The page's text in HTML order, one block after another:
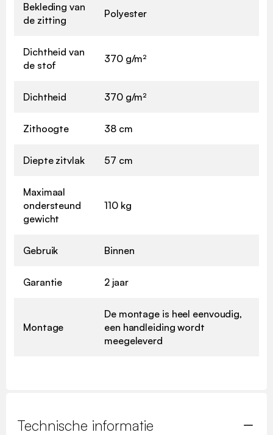
Bekleding van
de zitting
Polyester
Dichtheid van
de stof
370 g/m²
Dichtheid 370 g/m²
Zithoogte 38 cm
Diepte zitvlak 57 cm
Maximaal
ondersteund
gewicht
110 kg
Gebruik Binnen
Garantie 2 jaar
Montage
De montage is heel eenvoudig,
een handleiding wordt
meegeleverd
Technische informatie